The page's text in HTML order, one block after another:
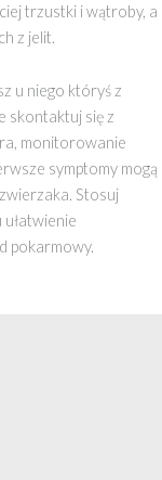
trzustki i wątroby, a
z jelit.
u niego któryś z
skontaktuj się z
monitorowanie
symptomy mogą
Stosuj
pokarmowy.